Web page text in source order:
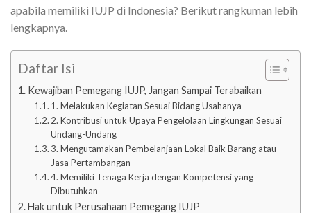
apabila memiliki IUJP di Indonesia? Berikut rangkuman lebih
lengkapnya.
Daftar Isi
Kewajiban Pemegang IUJP, Jangan Sampai Terabaikan
1. Melakukan Kegiatan Sesuai Bidang Usahanya
2. Kontribusi untuk Upaya Pengelolaan Lingkungan Sesuai
Undang-Undang
3. Mengutamakan Pembelanjaan Lokal Baik Barang atau
Jasa Pertambangan
4. Memiliki Tenaga Kerja dengan Kompetensi yang
Dibutuhkan
Hak untuk Perusahaan Pemegang IUJP